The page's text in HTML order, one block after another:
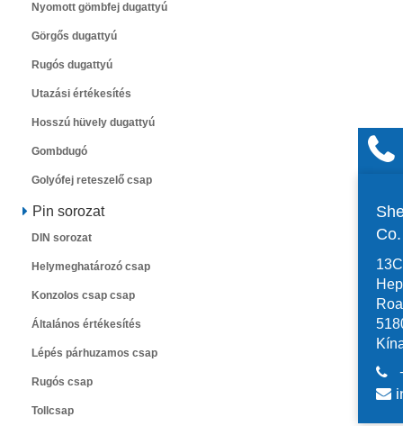
Nyomott gömbfej dugattyú
Görgős dugattyú
Rugós dugattyú
Utazási értékesítés
Hosszú hüvely dugattyú
Gombdugó
Golyófej reteszelő csap
Pin sorozat
DIN sorozat
Helymeghatározó csap
Konzolos csap csap
Általános értékesítés
Lépés párhuzamos csap
Rugós csap
Tollcsap